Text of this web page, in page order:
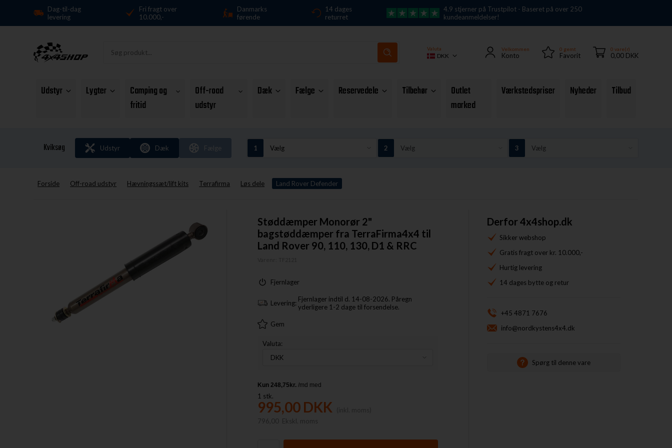
Dag-til-dag
levering
Fri fragt over
10.000,-
Danmarks
førende
14 dages
returret
4.9 stjerner på Trustpilot - Baseret på over 250
kundeanmeldelser!
Valuta
DKK
Velkommen
Konto
0 gemt
Favorit
0 vare(r)
0,00 DKK
Udstyr Lygter
Camping og
fritid
Off-road
udstyr
Dæk Fælge Reservedele Tilbehør
Outlet
marked
Værkstedspriser Nyheder Tilbud
Kviksøg Udstyr Dæk Fælge
Forside Off-road udstyr Hævningssæt/lift kits Terrafirma Løs dele Land Rover Defender
Støddæmper Monorør 2"
bagstøddæmper fra TerraFirma4x4 til
Land Rover 90, 110, 130, D1 & RRC
Fjernlager
Levering: Fjernlager indtil d. 14-08-2026. Påregn
yderligere 1-2 dage til forsendelse.
Gem
Valuta:
1 stk.
995,00 DKK
796,00 Ekskl. moms
Derfor 4x4shop.dk
Sikker webshop
Gratis fragt over kr. 10.000,-
Hurtig levering
14 dages bytte og retur
+45 4871 7676
info@nordkystens4x4.dk
Spørg til denne vare